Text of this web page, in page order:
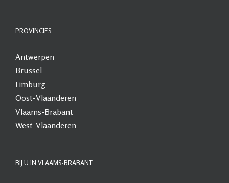
PROVINCIES
Antwerpen
Brussel
Limburg
Oost-Vlaanderen
Vlaams-Brabant
West-Vlaanderen
BIJ U IN VLAAMS-BRABANT